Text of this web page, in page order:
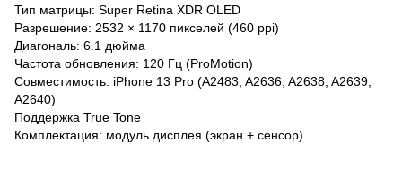
Тип матрицы: Super Retina XDR OLED
Разрешение: 2532 × 1170 пикселей (460 ppi)
Диагональ: 6.1 дюйма
Частота обновления: 120 Гц (ProMotion)
Совместимость: iPhone 13 Pro (A2483, A2636, A2638, A2639,
A2640)
Поддержка True Tone
Комплектация: модуль дисплея (экран + сенсор)